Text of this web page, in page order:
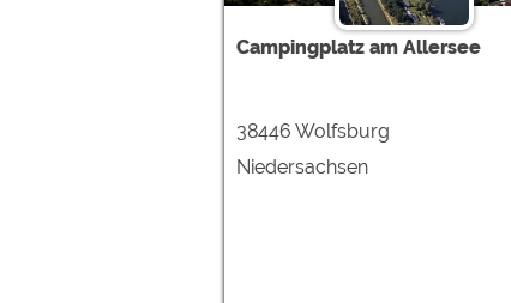
Campingplatz am Allersee
38446 Wolfsburg
Niedersachsen
Google reCAPTCHA
Google Analytics